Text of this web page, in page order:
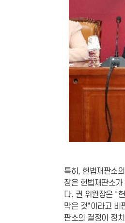
특히, 헌법재판소
장은 헌법재판소
다. 권 위원장은 "
막은 것"이라고 비
판소의 결정이 정